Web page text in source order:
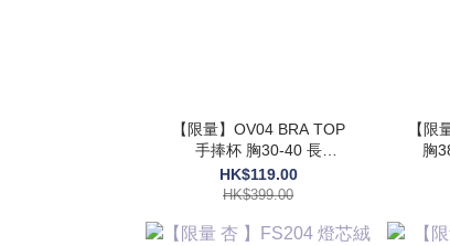
【限量】OV04 BRA TOP
手捧杯 胸30-40 長
17.5$399
HK$119.00
HK$399.00
【限量
胸38 腰34 HIP54